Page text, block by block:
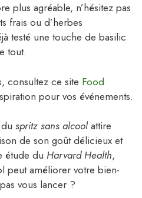
plus agréable, n’hésitez pas
frais ou d’herbes
testé une touche de basilic
tout.
consultez ce site Food
pour vos événements.
spritz sans alcoolattire
de son goût délicieux et
étude du Harvard Health,
peut améliorer votre bien-
vous lancer ?